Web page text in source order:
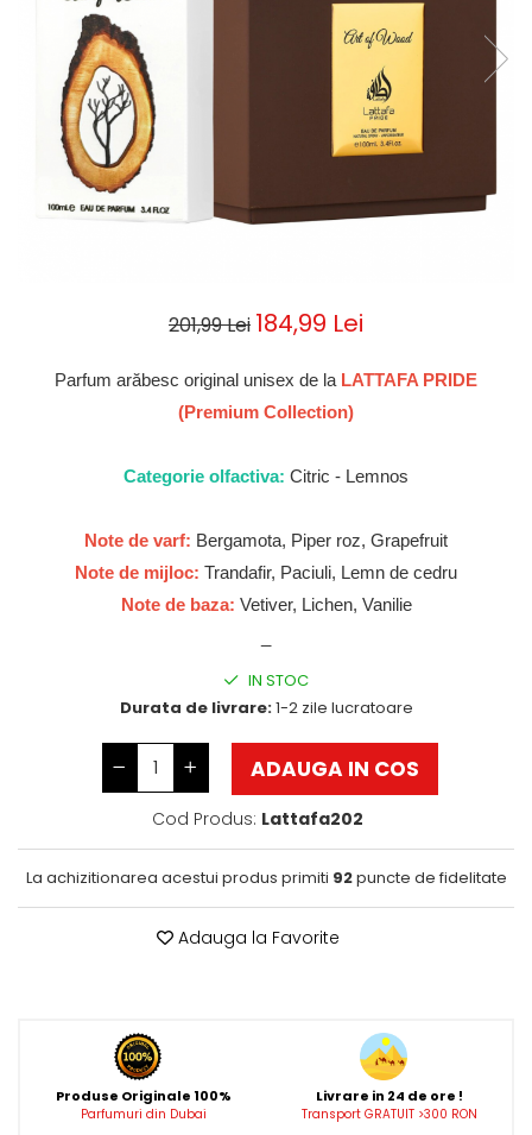
Parfumuri de ZI
Parfumuri de SEARA
Parfumuri de VARA
Parfumuri de IARNA
Frederic Patric
French Avenue
Grandeur Elite
Jenny Glow
Khalis
Lattafa
Maison Alhambra
Montage Brands
Wadi al Khaleej
201,99 Lei 184,99 Lei
Parfum arăbesc original unisex de la LATTAFA PRIDE
(Premium Collection)
Categorie olfactiva: Citric - Lemnos
Note de varf: Bergamota, Piper roz, Grapefruit
Note de mijloc: Trandafir, Paciuli, Lemn de cedru
Note de baza: Vetiver, Lichen, Vanilie
IN STOC
Durata de livrare:1-2 zile lucratoare
ADAUGA IN COS
Cod Produs: Lattafa202
La achizitionarea acestui produs primiti 92puncte de fidelitate
Adauga la Favorite
Produse Originale 100%
Parfumuri din Dubai
Livrare in 24 de ore !
Transport GRATUIT >300 RON